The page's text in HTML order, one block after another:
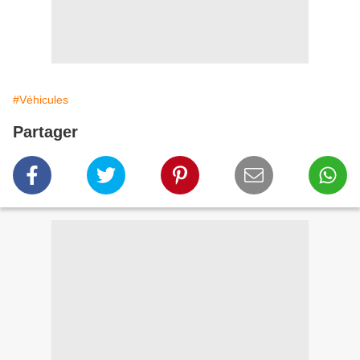
#Véhicules
Partager